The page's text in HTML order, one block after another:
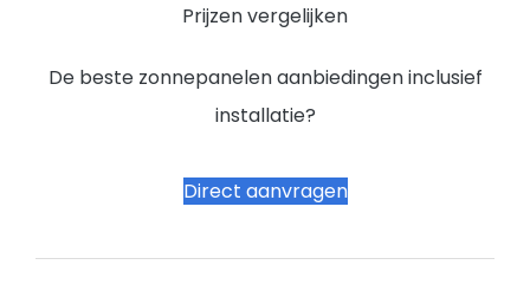
Prijzen vergelijken
De beste zonnepanelen aanbiedingen inclusief
installatie?
Direct aanvragen